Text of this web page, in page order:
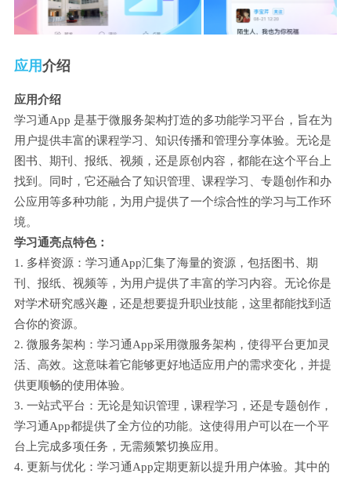
应用介绍
应用介绍
学习通App 是基于微服务架构打造的多功能学习平台，旨在为
用户提供丰富的课程学习、知识传播和管理分享体验。无论是
图书、期刊、报纸、视频，还是原创内容，都能在这个平台上
找到。同时，它还融合了知识管理、课程学习、专题创作和办
公应用等多种功能，为用户提供了一个综合性的学习与工作环
境。
学习通亮点特色：
1. 多样资源：学习通App汇集了海量的资源，包括图书、期
刊、报纸、视频等，为用户提供了丰富的学习内容。无论你是
对学术研究感兴趣，还是想要提升职业技能，这里都能找到适
合你的资源。
2. 微服务架构：学习通App采用微服务架构，使得平台更加灵
活、高效。这意味着它能够更好地适应用户的需求变化，并提
供更顺畅的使用体验。
3. 一站式平台：无论是知识管理，课程学习，还是专题创作，
学习通App都提供了全方位的功能。这使得用户可以在一个平
台上完成多项任务，无需频繁切换应用。
4. 更新与优化：学习通App定期更新以提升用户体验。其中的